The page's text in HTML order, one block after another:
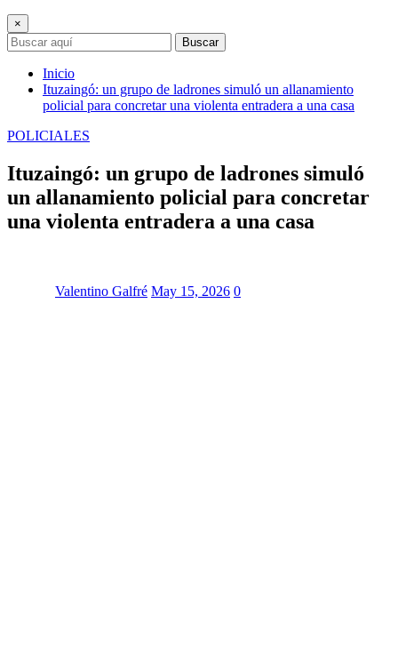
×
Buscar
Inicio
Ituzaingó: un grupo de ladrones simuló un allanamiento
policial para concretar una violenta entradera a una casa
POLICIALES
Ituzaingó: un grupo de ladrones simuló
un allanamiento policial para concretar
una violenta entradera a una casa
Valentino Galfré May 15, 2026 0